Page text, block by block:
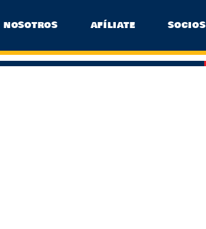
NOSOTROS AFÍLIATE SOCIOS